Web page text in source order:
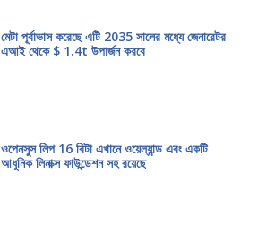
মেটা পূর্বাভাস করেছে এটি 2035 সালের মধ্যে জেনারেটর
এআই থেকে $ 1.4t উপার্জন করবে
ওপেনসুস লিপ 16 বিটা এখানে ওয়েল্যান্ড এবং একটি
আধুনিক লিনাক্স ফাউন্ডেশন সহ রয়েছে